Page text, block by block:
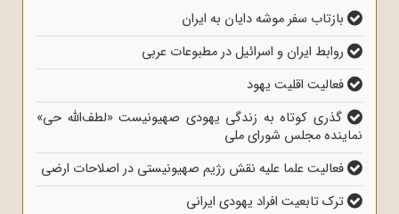
بازتاب سفر موشه دایان به ایران
روابط ایران و اسرائیل در مطبوعات عربی
فعالیت اقلیت یهود
گذری کوتاه به زندگی یهودی صهیونیست «لطف‌الله حی»
نماینده مجلس شورای ملی
فعالیت علما علیه نقش رژیم صهیونیستی در اصلاحات ارضی
ترک تابعیت افراد یهودی ایرانی